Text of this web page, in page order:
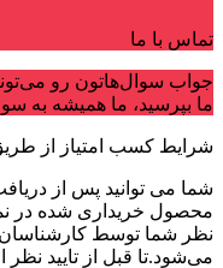
تماس با ما
جواب سوال‌هاتون رو
ما بپرسید، ما همیشه به
شرایط کسب امتیاز از
شما می توانید پس از
محصول خریداری شده در
نظر شما توسط کارشناسان
می‌شود.تا قبل از تایید